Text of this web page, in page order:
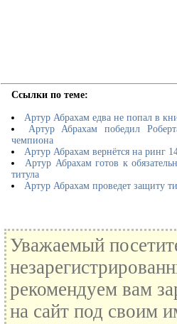
Ссылки по теме:
Артур Абрахам едва не попал в
Артур Абрахам победил
чемпиона
Артур Абрахам вернётся на ринг
Артур Абрахам готов к
титула
Артур Абрахам проведет защиту
Уважаемый
рекомендуем вам
на сайт под своим